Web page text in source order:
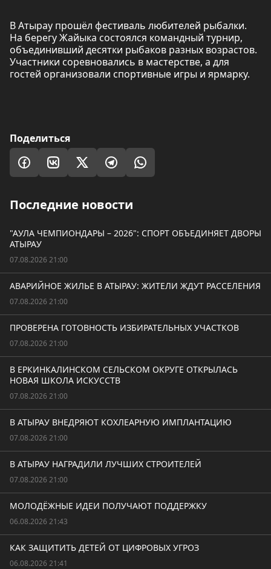
В Атырау прошёл фестиваль любителей рыбалки.
На берегу Жайыка состоялся командный турнир,
объединивший десятки рыбаков разных возрастов.
Участники соревновались в мастерстве, а для
гостей организовали спортивные игры и ярмарку.
Поделиться
Последние новости
"АУЛА ЧЕМПИОНДАРЫ – 2026": СПОРТ ОБЪЕДИНЯЕТ ДВОРЫ
АТЫРАУ
07.08.2026 21:00
АВАРИЙНОЕ ЖИЛЬЕ В АТЫРАУ: ЖИТЕЛИ ЖДУТ РАССЕЛЕНИЯ
07.08.2026 21:00
ПРОВЕРЕНА ГОТОВНОСТЬ ИЗБИРАТЕЛЬНЫХ УЧАСТКОВ
07.08.2026 21:00
В ЕРКИНКАЛИНСКОМ СЕЛЬСКОМ ОКРУГЕ ОТКРЫЛАСЬ
НОВАЯ ШКОЛА ИСКУССТВ
07.08.2026 21:00
В АТЫРАУ ВНЕДРЯЮТ КОХЛЕАРНУЮ ИМПЛАНТАЦИЮ
07.08.2026 21:00
В АТЫРАУ НАГРАДИЛИ ЛУЧШИХ СТРОИТЕЛЕЙ
07.08.2026 21:00
МОЛОДЁЖНЫЕ ИДЕИ ПОЛУЧАЮТ ПОДДЕРЖКУ
06.08.2026 21:43
КАК ЗАЩИТИТЬ ДЕТЕЙ ОТ ЦИФРОВЫХ УГРОЗ
06.08.2026 21:41